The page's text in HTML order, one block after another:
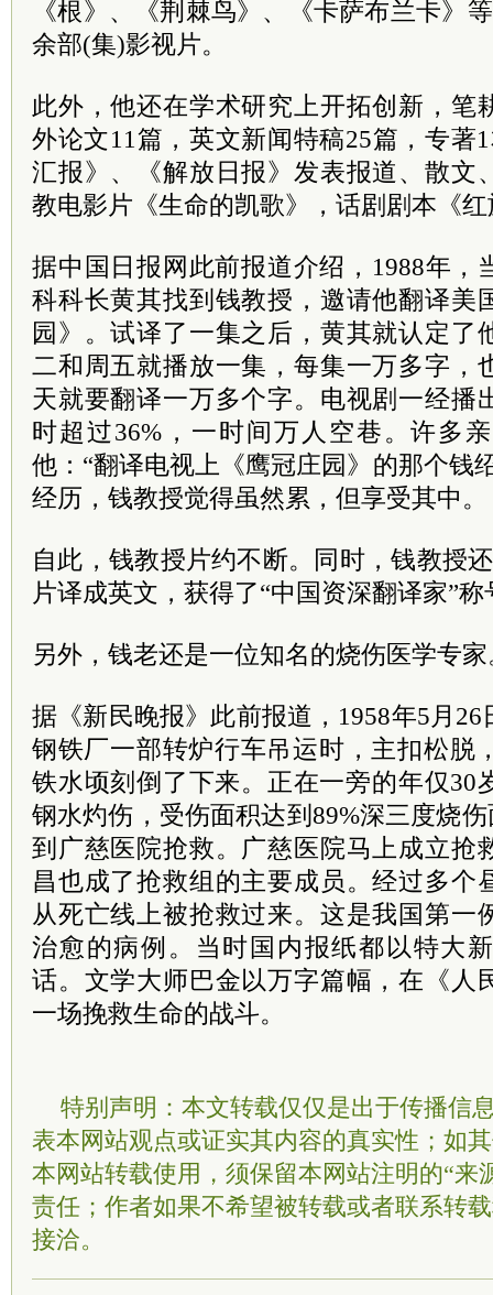
《根》、《荆棘鸟》、《卡萨布兰卡》
余部(集)影视片。
此外，他还在学术研究上开拓创新，笔
外论文11篇，英文新闻特稿25篇，专著
汇报》、《解放日报》发表报道、散文
教电影片《生命的凯歌》，话剧剧本《
据中国日报网此前报道介绍，1988年，
科科长黄其找到钱教授，邀请他翻译美
园》。试译了一集之后，黄其就认定了
二和周五就播放一集，每集一万多字，
天就要翻译一万多个字。电视剧一经播
时超过36%，一时间万人空巷。许多
他：“翻译电视上《鹰冠庄园》的那个钱
经历，钱教授觉得虽然累，但享受其中。
自此，钱教授片约不断。同时，钱教授
片译成英文，获得了“中国资深翻译家”称
另外，钱老还是一位知名的烧伤医学专家
据《新民晚报》此前报道，1958年5月
钢铁厂一部转炉行车吊运时，主扣松脱
铁水顷刻倒了下来。正在一旁的年仅30
钢水灼伤，受伤面积达到89%深三度烧
到广慈医院抢救。广慈医院马上成立抢
昌也成了抢救组的主要成员。经过多个
从死亡线上被抢救过来。这是我国第一
治愈的病例。当时国内报纸都以特大
话。文学大师巴金以万字篇幅，在《人
一场挽救生命的战斗。
特别声明：本文转载仅仅是出于传播信
表本网站观点或证实其内容的真实性；如
本网站转载使用，须保留本网站注明的“来
责任；作者如果不希望被转载或者联系转
接洽。